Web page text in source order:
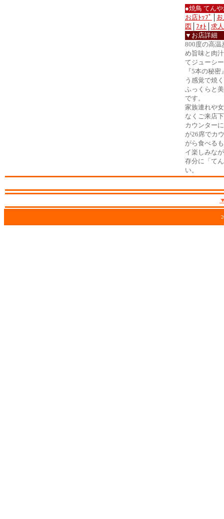
●焼鳥 てん
お店ﾄｯﾌﾟ
図
ﾌｫﾄ
求
▼お店詳細
800度の高温
め旨味と肉
てジューシ
『5本の秘
う感覚で焼
ふっくらと
です。
家族連れや
なくご来店
カウンター
が26席でカ
がら食べる
イ楽しみな
存分に「て
い。